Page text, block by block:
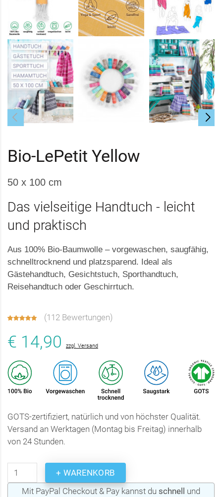
Bio-LePetit Yellow
50 x 100 cm
Das vielseitige Handtuch - leicht
und praktisch
Aus 100% Bio-Baumwolle – vorgewaschen, saugfähig,
schnelltrocknend und platzsparend. Ideal als
Gästehandtuch, Gesichtstuch, Sporthandtuch,
Reisehandtuch oder Geschirrtuch.
(112 Bewertungen)
€ 14,90 zzgl. Versand
GOTS-zertifiziert, natürlich und von höchster Qualität.
Versand an Werktagen (Montag bis Freitag) innerhalb
von 24 Stunden.
+ WARENKORB
Mit PayPal Checkout & Pay kannst du schnell
und